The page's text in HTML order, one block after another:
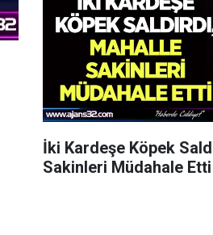
İki Kardeşe Köpek
Sakinleri Müdahale Etti